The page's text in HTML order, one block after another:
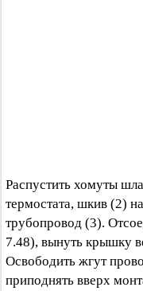
Распустить хомуты
термостата, шкив (2)
трубопровод (3).
7.48), вынуть крышку
Освободить жгут
приподнять вверх